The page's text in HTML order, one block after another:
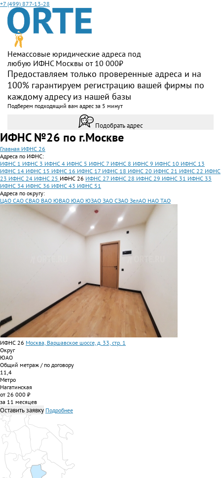
+7 (499) 877-13-28
Немассовые юридические адреса под
любую ИФНС Москвы от 10 000₽
Предоставляем только проверенные адреса и на
100% гарантируем регистрацию вашей фирмы по
каждому адресу из нашей базы
Подберем подходящий вам адрес за 5 минут
Подобрать адрес
ИФНС №26 по г.Москве
Главная ИФНС 26
Адреса по ИФНС:
ИФНС 1 ИФНС 3 ИФНС 4 ИФНС 5 ИФНС 7 ИФНС 8 ИФНС 9 ИФНС 10 ИФНС 13
ИФНС 14 ИФНС 15 ИФНС 16 ИФНС 17 ИФНС 18 ИФНС 20 ИФНС 21 ИФНС 22 ИФНС
23 ИФНС 24 ИФНС 25 ИФНС 26 ИФНС 27 ИФНС 28 ИФНС 29 ИФНС 31 ИФНС 33
ИФНС 34 ИФНС 36 ИФНС 43 ИФНС 51
Адреса по округу:
ЦАО САО СВАО ВАО ЮВАО ЮАО ЮЗАО ЗАО СЗАО ЗелАО НАО ТАО
ИФНС 26 Москва, Варшавское шоссе, д. 33, стр. 1
Округ
ЮАО
Общий метраж / по договору
11,4
Метро
Нагатинская
от 26 000 ₽
за 11 месяцев
Оставить заявку Подробнее